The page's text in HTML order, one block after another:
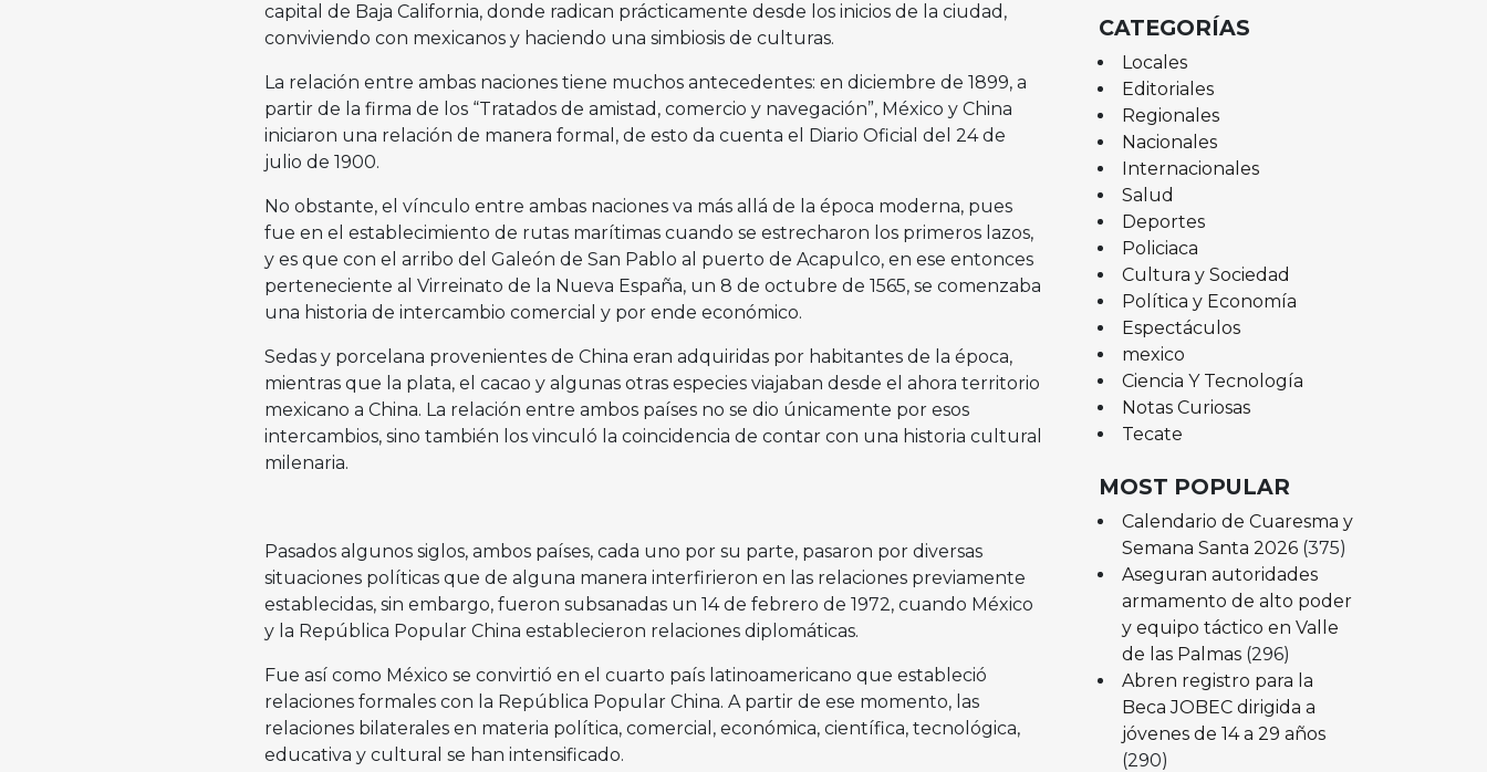
capital de Baja California, donde radican prácticamente desde los inicios de la ciudad,
conviviendo con mexicanos y haciendo una simbiosis de culturas.
La relación entre ambas naciones tiene muchos antecedentes: en diciembre de 1899, a
partir de la firma de los “Tratados de amistad, comercio y navegación”, México y China
iniciaron una relación de manera formal, de esto da cuenta el Diario Oficial del 24 de
julio de 1900.
No obstante, el vínculo entre ambas naciones va más allá de la época moderna, pues
fue en el establecimiento de rutas marítimas cuando se estrecharon los primeros lazos,
y es que con el arribo del Galeón de San Pablo al puerto de Acapulco, en ese entonces
perteneciente al Virreinato de la Nueva España, un 8 de octubre de 1565, se comenzaba
una historia de intercambio comercial y por ende económico.
Sedas y porcelana provenientes de China eran adquiridas por habitantes de la época,
mientras que la plata, el cacao y algunas otras especies viajaban desde el ahora territorio
mexicano a China. La relación entre ambos países no se dio únicamente por esos
intercambios, sino también los vinculó la coincidencia de contar con una historia cultural
milenaria.
Pasados algunos siglos, ambos países, cada uno por su parte, pasaron por diversas
situaciones políticas que de alguna manera interfirieron en las relaciones previamente
establecidas, sin embargo, fueron subsanadas un 14 de febrero de 1972, cuando México
y la República Popular China establecieron relaciones diplomáticas.
Fue así como México se convirtió en el cuarto país latinoamericano que estableció
relaciones formales con la República Popular China. A partir de ese momento, las
relaciones bilaterales en materia política, comercial, económica, científica, tecnológica,
educativa y cultural se han intensificado.
CATEGORÍAS
Locales
Editoriales
Regionales
Nacionales
Internacionales
Salud
Deportes
Policiaca
Cultura y Sociedad
Política y Economía
Espectáculos
mexico
Ciencia Y Tecnología
Notas Curiosas
Tecate
MOST POPULAR
Calendario de Cuaresma y
Semana Santa 2026 (375)
Aseguran autoridades
armamento de alto poder
y equipo táctico en Valle
de las Palmas (296)
Abren registro para la
Beca JOBEC dirigida a
jóvenes de 14 a 29 años
(290)